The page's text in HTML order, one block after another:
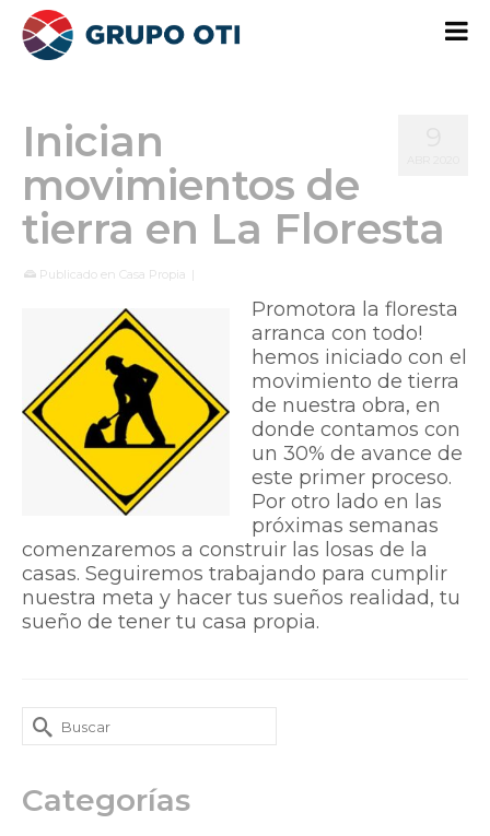
Inician
movimientos de
tierra en La Floresta
Publicado en Casa Propia |
Promotora la floresta
arranca con todo!
hemos iniciado con el
movimiento de tierra
de nuestra obra, en
donde contamos con
un 30% de avance de
este primer proceso.
Por otro lado en las
próximas semanas
comenzaremos a construir las losas de la
casas. Seguiremos trabajando para cumplir
nuestra meta y hacer tus sueños realidad, tu
sueño de tener tu casa propia.
Categorías